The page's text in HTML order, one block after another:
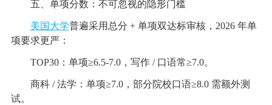
五、单项分数：不可忽视的隐形门槛
美国大学普遍采用总分 + 单项双达标审核，2026 年单
项要求更严：
TOP30：单项≥6.5-7.0，写作 / 口语常≥7.0。
商科 / 法学：单项≥7.0，部分院校口语≥8.0 需额外测
试。